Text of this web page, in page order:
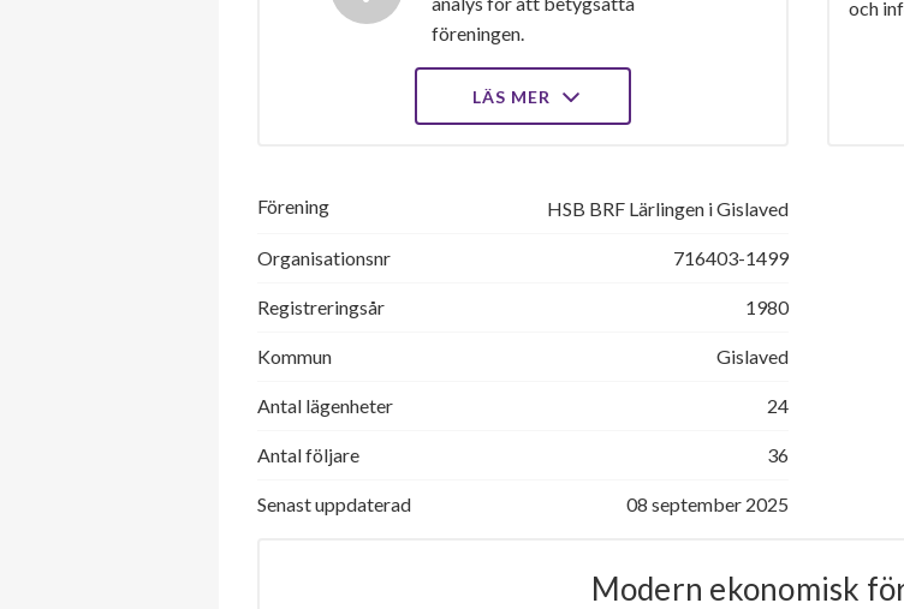
föreningen.
LÄS MER
och
Förening HSB BRF Lärlingen i Gislaved
Organisationsnr 716403-1499
Registreringsår 1980
Kommun Gislaved
Antal lägenheter 24
Antal följare 36
Senast uppdaterad 08 september 2025
Modern ekonomisk